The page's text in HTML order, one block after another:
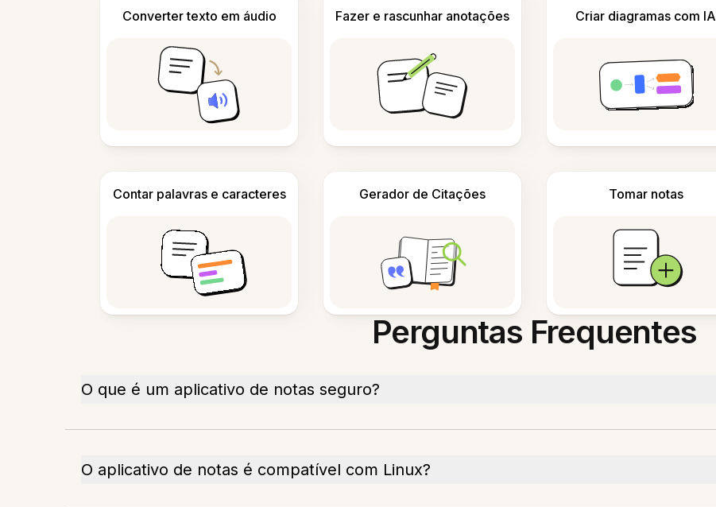
Converter texto em áudio Fazer e rascunhar anotações Criar diagramas com IA
Contar palavras e caracteres Gerador de Citações Tomar notas
Perguntas Frequentes
O que é um aplicativo de notas seguro?
O aplicativo de notas é compatível com Linux?